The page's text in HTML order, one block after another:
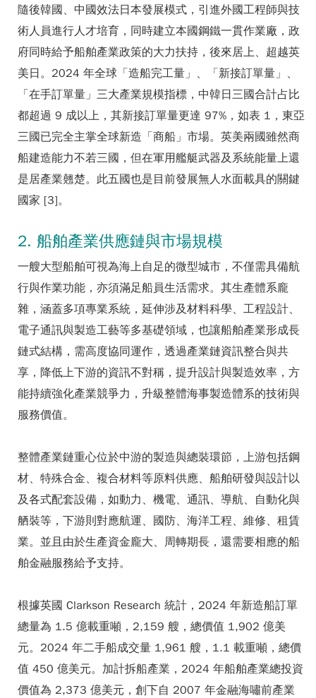
隨後韓國、中國效法日本發展模式，引進外國工程師與技
術人員進行人才培育，同時建立本國鋼鐵一貫作業廠，政
府同時給予船舶產業政策的大力扶持，後來居上、超越英
美日。2024 年全球「造船完工量」、「新接訂單量」、
「在手訂單量」三大產業規模指標，中韓日三國合計占比
都超過 9 成以上，其新接訂單量更達 97%，如表 1，東亞
三國已完全主掌全球新造「商船」市場。英美兩國雖然商
船建造能力不若三國，但在軍用艦艇武器及系統能量上還
是居產業翹楚。此五國也是目前發展無人水面載具的關鍵
國家 [3]。
2. 船舶產業供應鏈與市場規模
一艘大型船舶可視為海上自足的微型城市，不僅需具備航
行與作業功能，亦須滿足船員生活需求。其生產體系龐
雜，涵蓋多項專業系統，延伸涉及材料科學、工程設計、
電子通訊與製造工藝等多基礎領域，也讓船舶產業形成長
鏈式結構，需高度協同運作，透過產業鏈資訊整合與共
享，降低上下游的資訊不對稱，提升設計與製造效率，方
能持續強化產業競爭力，升級整體海事製造體系的技術與
服務價值。
整體產業鏈重心位於中游的製造與總裝環節，上游包括鋼
材、特殊合金、複合材料等原料供應、船舶研發與設計以
及各式配套設備，如動力、機電、通訊、導航、自動化與
舾裝等，下游則對應航運、國防、海洋工程、維修、租賃
業。並且由於生產資金龐大、周轉期長，還需要相應的船
舶金融服務給予支持。
根據英國 Clarkson Research 統計，2024 年新造船訂單
總量為 1.5 億載重噸，2,159 艘，總價值 1,902 億美
元。2024 年二手船成交量 1,961 艘，1.1 載重噸，總價
值 450 億美元。加計拆船產業，2024 年船舶產業總投資
價值為 2,373 億美元，創下自 2007 年金融海嘯前產業